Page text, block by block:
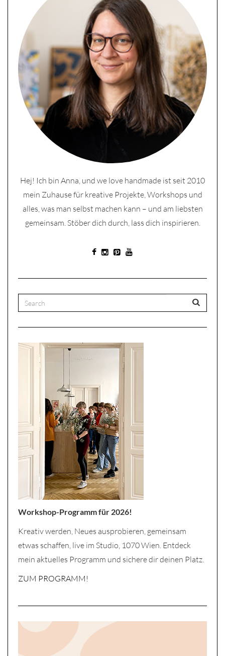
Hej! Ich bin Anna, und we love handmade ist seit 2010
mein Zuhause für kreative Projekte, Workshops und
alles, was man selbst machen kann – und am liebsten
gemeinsam. Stöber dich durch, lass dich inspirieren.
Workshop-Programm für 2026!
Kreativ werden, Neues ausprobieren, gemeinsam
etwas schaffen, live im Studio, 1070 Wien. Entdeck
mein aktuelles Programm und sichere dir deinen Platz.
ZUM PROGRAMM!